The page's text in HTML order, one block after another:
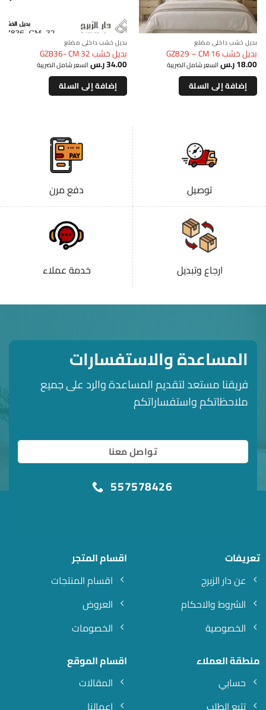
بديل خشب داخلي مضلع
بديل خشب GZ829 – CM 16
18.00ر.س السعر شامل الضريبة
إضافة إلى السلة
بديل خشب داخلي مضلع
بديل خشب GZ836- CM 32
34.00ر.س السعر شامل الضريبة
إضافة إلى السلة
توصيل دفع مرن
ارجاع وتبديل خدمة عملاء
المساعدة والاستفسارات
فريقنا مستعد لتقديم المساعدة والرد على جميع
ملاحظاتكم واستفساراتكم
تواصل معنا
557578426
تعريفات
عن دار الزبرج
الشروط والاحكام
الخصوصية
اقسام المتجر
اقسام المنتجات
العروض
الخصومات
منطقة العملاء
حسابي
اقسام الموقع
المقالات